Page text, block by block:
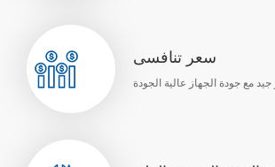
سعر تنافسى
مع جودة الجهاز عالية الجودة